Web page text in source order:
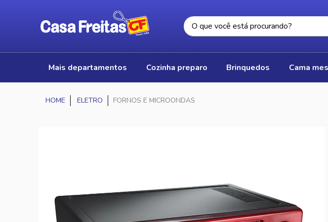
mais departamentos cozinha preparo brinquedos cama
ELETRO FORNOS E MICROONDAS